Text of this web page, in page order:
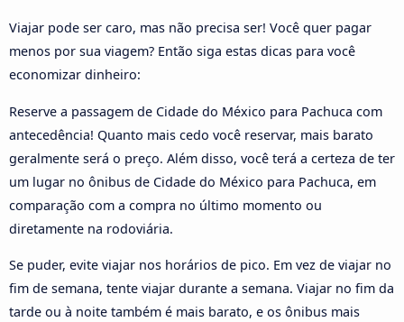
Viajar pode ser caro, mas não precisa ser! Você quer pagar
menos por sua viagem? Então siga estas dicas para você
economizar dinheiro:
Reserve a passagem de Cidade do México para Pachuca com
antecedência! Quanto mais cedo você reservar, mais barato
geralmente será o preço. Além disso, você terá a certeza de ter
um lugar no ônibus de Cidade do México para Pachuca, em
comparação com a compra no último momento ou
diretamente na rodoviária.
Se puder, evite viajar nos horários de pico. Em vez de viajar no
fim de semana, tente viajar durante a semana. Viajar no fim da
tarde ou à noite também é mais barato, e os ônibus mais